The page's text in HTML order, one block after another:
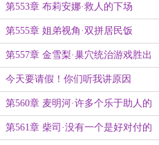
第553章 布莉安娜·救人的下场
第555章 姐弟视角·双拼居民饭
第557章 金雪梨·巢穴统治游戏胜出
者
今天要请假！你们听我讲原因
第560章 麦明河·许多个乐于助人的
人
第561章 柴司·没有一个是好对付的